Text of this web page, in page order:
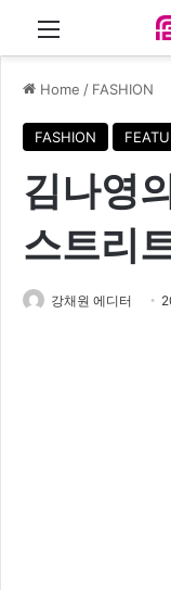
Menu
Home / FASHION
FASHION
김나영
스트리
강채원 에디터